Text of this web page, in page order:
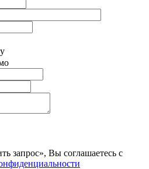
запрос», Вы соглашаетесь c